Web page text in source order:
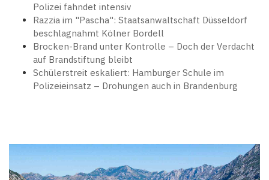
Polizei fahndet intensiv
Razzia im "Pascha": Staatsanwaltschaft Düsseldorf
beschlagnahmt Kölner Bordell
Brocken-Brand unter Kontrolle – Doch der Verdacht
auf Brandstiftung bleibt
Schülerstreit eskaliert: Hamburger Schule im
Polizeieinsatz – Drohungen auch in Brandenburg